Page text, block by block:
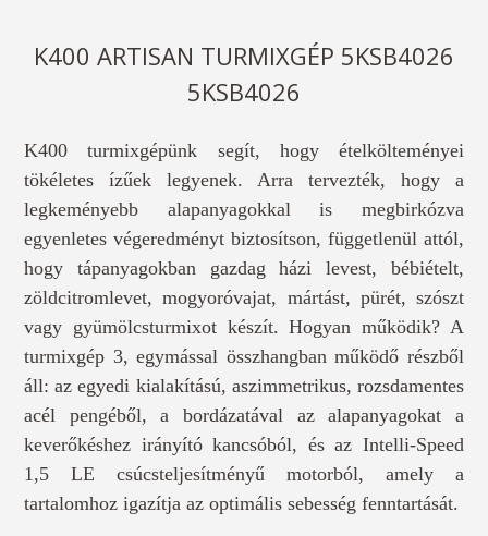
K400 ARTISAN TURMIXGÉP 5KSB4026
5KSB4026
K400 turmixgépünk segít, hogy ételkölteményei
tökéletes ízűek legyenek. Arra tervezték, hogy a
legkeményebb alapanyagokkal is megbirkózva
egyenletes végeredményt biztosítson, függetlenül attól,
hogy tápanyagokban gazdag házi levest, bébiételt,
zöldcitromlevet, mogyoróvajat, mártást, pürét, szószt
vagy gyümölcsturmixot készít. Hogyan működik? A
turmixgép 3, egymással összhangban működő részből
áll: az egyedi kialakítású, aszimmetrikus, rozsdamentes
acél pengéből, a bordázatával az alapanyagokat a
keverőkéshez irányító kancsóból, és az Intelli-Speed
1,5 LE csúcsteljesítményű motorból, amely a
tartalomhoz igazítja az optimális sebesség fenntartását.